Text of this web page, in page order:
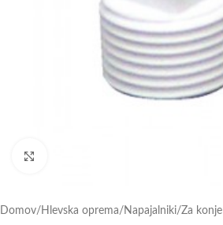
Domov/ Hlevska oprema/ Napajalniki/Za konje